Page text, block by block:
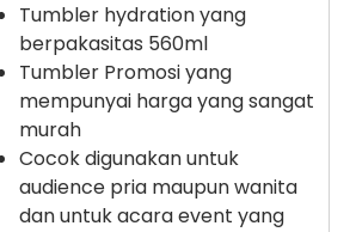
Tumbler hydration yang
berpakasitas 560ml
Tumbler Promosi yang
mempunyai harga yang sangat
murah
Cocok digunakan untuk
audience pria maupun wanita
dan untuk acara event yang